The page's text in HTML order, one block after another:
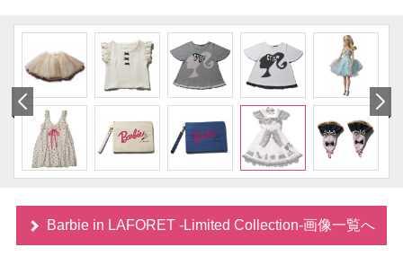
Barbie in LAFORET -Limited Collection-画像一覧へ